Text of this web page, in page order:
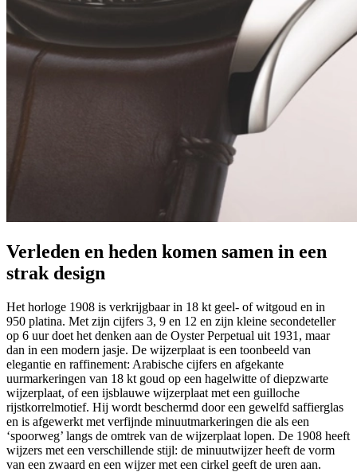
Verleden en heden komen samen in een
strak design
Het horloge 1908 is verkrijgbaar in 18 kt geel- of witgoud en in
950 platina. Met zijn cijfers 3, 9 en 12 en zijn kleine secondeteller
op 6 uur doet het denken aan de Oyster Perpetual uit 1931, maar
dan in een modern jasje. De wijzerplaat is een toonbeeld van
elegantie en raffinement: Arabische cijfers en afgekante
uurmarkeringen van 18 kt goud op een hagelwitte of diepzwarte
wijzerplaat, of een ijsblauwe wijzerplaat met een guilloche
rijstkorrelmotief. Hij wordt beschermd door een gewelfd saffierglas
en is afgewerkt met verfijnde minuut­markeringen die als een
‘spoorweg’ langs de omtrek van de wijzerplaat lopen. De 1908 heeft
wijzers met een verschillende stijl: de minuutwijzer heeft de vorm
van een zwaard en een wijzer met een cirkel geeft de uren aan.